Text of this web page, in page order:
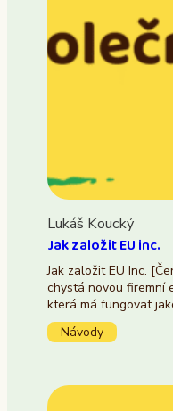
Lukáš Koucký
Jak založit EU inc.
Jak založit EU Inc.
chystá novou firemní
která má fungovat
Návody